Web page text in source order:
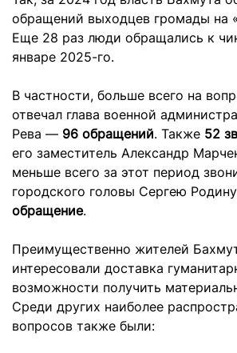
обращений выходцев громады на
Еще 28 раз люди обращались к
январе 2025-го.
В частности, больше всего на
отвечал глава военной
Рева — 96 обращений. Также 52
его заместитель Александр
меньше всего за этот период
городского головы Сергею
обращение.
Преимущественно жителей
интересовали доставка
возможности получить
Среди других наиболее
вопросов также были: